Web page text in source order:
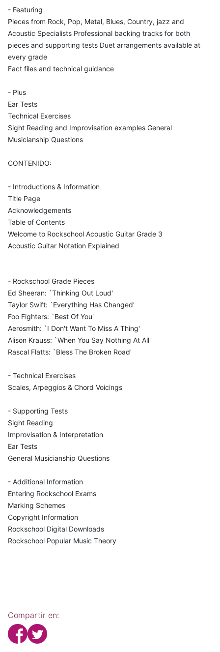
- Featuring
Pieces from Rock, Pop, Metal, Blues, Country, jazz and
Acoustic Specialists Professional backing tracks for both
pieces and supporting tests Duet arrangements available at
every grade
Fact files and technical guidance
- Plus
Ear Tests
Technical Exercises
Sight Reading and Improvisation examples General
Musicianship Questions
CONTENIDO:
- Introductions & Information
Title Page
Acknowledgements
Table of Contents
Welcome to Rockschool Acoustic Guitar Grade 3
Acoustic Guitar Notation Explained
- Rockschool Grade Pieces
Ed Sheeran: `Thinking Out Loud'
Taylor Swift: `Everything Has Changed'
Foo Fighters: `Best Of You'
Aerosmith: `I Don't Want To Miss A Thing'
Alison Krauss: `When You Say Nothing At All'
Rascal Flatts: `Bless The Broken Road'
- Technical Exercises
Scales, Arpeggios & Chord Voicings
- Supporting Tests
Sight Reading
Improvisation & Interpretation
Ear Tests
General Musicianship Questions
- Additional Information
Entering Rockschool Exams
Marking Schemes
Copyright Information
Rockschool Digital Downloads
Rockschool Popular Music Theory
Compartir en: